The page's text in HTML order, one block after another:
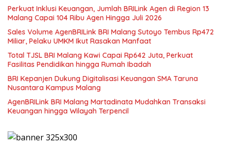
Perkuat Inklusi Keuangan, Jumlah BRILink Agen di Region 13
Malang Capai 104 Ribu Agen Hingga Juli 2026
Sales Volume AgenBRILink BRI Malang Sutoyo Tembus Rp472
Miliar, Pelaku UMKM Ikut Rasakan Manfaat
Total TJSL BRI Malang Kawi Capai Rp642 Juta, Perkuat
Fasilitas Pendidikan hingga Rumah Ibadah
BRI Kepanjen Dukung Digitalisasi Keuangan SMA Taruna
Nusantara Kampus Malang
AgenBRILink BRI Malang Martadinata Mudahkan Transaksi
Keuangan hingga Wilayah Terpencil